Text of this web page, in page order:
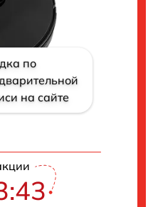
по
на сайте